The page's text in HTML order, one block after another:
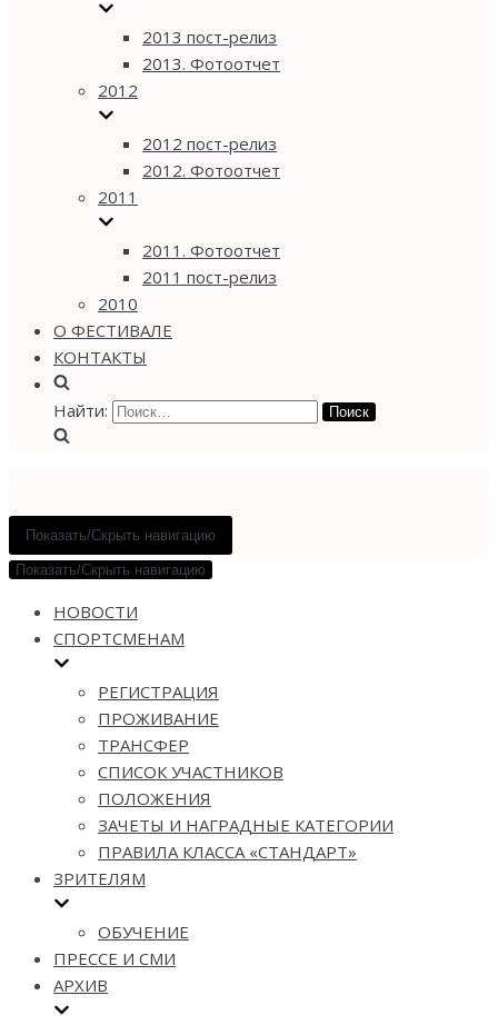
2013 пост-релиз
2013. Фотоотчет
2012
2012 пост-релиз
2012. Фотоотчет
2011
2011. Фотоотчет
2011 пост-релиз
2010
О ФЕСТИВАЛЕ
КОНТАКТЫ
Найти:
Показать/Скрыть навигацию
Показать/Скрыть навигацию
НОВОСТИ
СПОРТСМЕНАМ
РЕГИСТРАЦИЯ
ПРОЖИВАНИЕ
ТРАНСФЕР
СПИСОК УЧАСТНИКОВ
ПОЛОЖЕНИЯ
ЗАЧЕТЫ И НАГРАДНЫЕ КАТЕГОРИИ
ПРАВИЛА КЛАССА «СТАНДАРТ»
ЗРИТЕЛЯМ
ОБУЧЕНИЕ
ПРЕССЕ И СМИ
АРХИВ